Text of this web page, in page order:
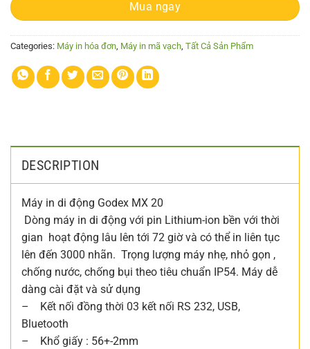
Mua ngay
Categories: Máy in hóa đơn, Máy in mã vạch, Tất Cả Sản Phẩm
DESCRIPTION
Máy in di động Godex MX 20
Dòng máy in di động với pin Lithium-ion bền với thời
gian hoạt động lâu lên tới 72 giờ và có thể in liên tục
lên đến 3000 nhãn. Trọng lượng máy nhẹ, nhỏ gọn ,
chống nước, chống bụi theo tiêu chuẩn IP54. Máy dễ
dàng cài đặt và sử dụng
– Kết nối đồng thời 03 kết nối RS 232, USB,
Bluetooth
– Khổ giấy : 56+-2mm